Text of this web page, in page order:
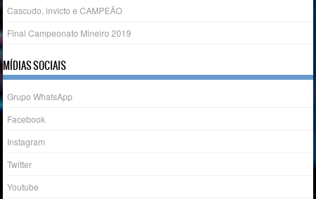
Cascudo, invicto e CAMPEÃO
Final Campeonato Mineiro 2019
MÍDIAS SOCIAIS
Grupo WhatsApp
Facebook
Instagram
Twitter
Youtube